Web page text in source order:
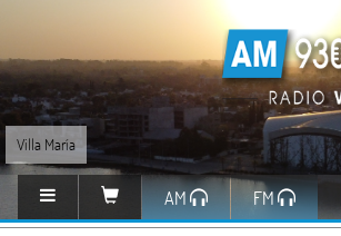
Villa María
AM FM